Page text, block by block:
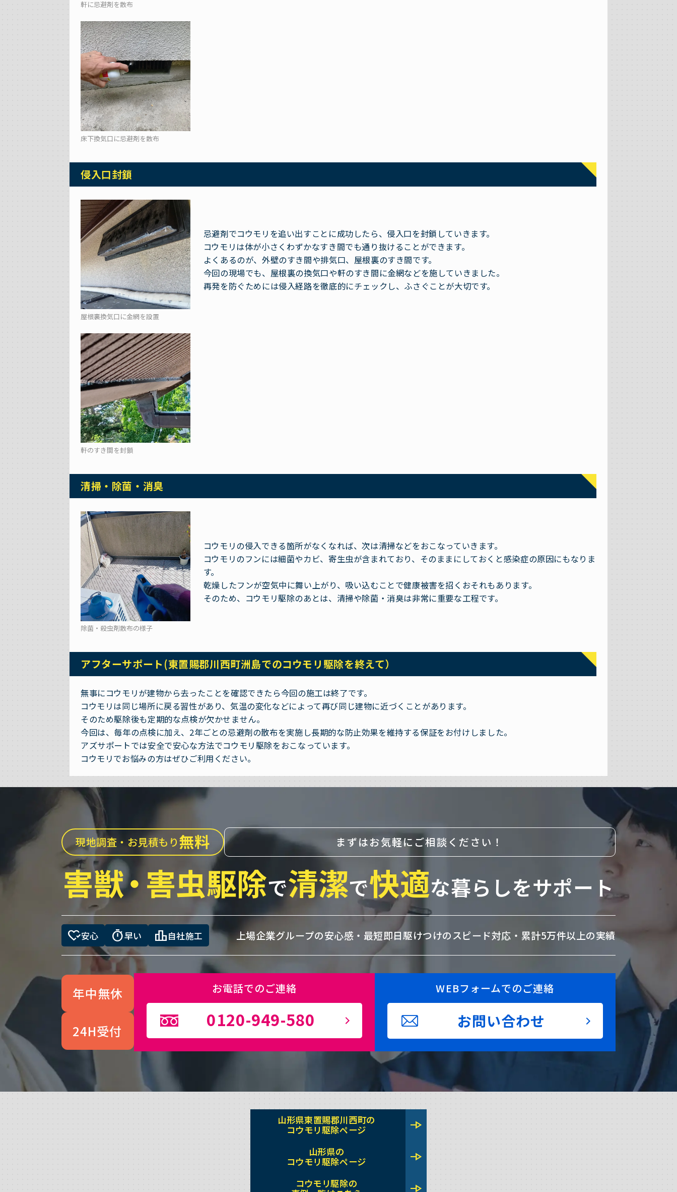
軒に忌避剤を散布
床下換気口に忌避剤を散布
侵入口封鎖
屋根裏換気口に金網を設置
忌避剤でコウモリを追い出すことに成功したら、侵入口を封鎖していきます。
コウモリは体が小さくわずかなすき間でも通り抜けることができます。
よくあるのが、外壁のすき間や排気口、屋根裏のすき間です。
今回の現場でも、屋根裏の換気口や軒のすき間に金網などを施していきました。
再発を防ぐためには侵入経路を徹底的にチェックし、ふさぐことが大切です。
軒のすき間を封鎖
清掃・除菌・消臭
除菌・殺虫剤散布の様子
コウモリの侵入できる箇所がなくなれば、次は清掃などをおこなっていきます。
コウモリのフンには細菌やカビ、寄生虫が含まれており、そのままにしておくと感染症の原因にもなりま
す。
乾燥したフンが空気中に舞い上がり、吸い込むことで健康被害を招くおそれもあります。
そのため、コウモリ駆除のあとは、清掃や除菌・消臭は非常に重要な工程です。
アフターサポート(東置賜郡川西町洲島でのコウモリ駆除を終えて）
無事にコウモリが建物から去ったことを確認できたら今回の施工は終了です。
コウモリは同じ場所に戻る習性があり、気温の変化などによって再び同じ建物に近づくことがあります。
そのため駆除後も定期的な点検が欠かせません。
今回は、毎年の点検に加え、2年ごとの忌避剤の散布を実施し長期的な防止効果を維持する保証をお付けしました。
アズサポートでは安全で安心な方法でコウモリ駆除をおこなっています。
コウモリでお悩みの方はぜひご利用ください。
現地調査・お見積もり無料 まずはお気軽にご相談ください！
害獣・害虫駆除で清潔で快適な暮らしをサポート
heart_check安心 timer早い leaderboard自社施工 上場企業グループの安心感・ 最短即日駆けつけのスピード対応・ 累計5万件以上の実績
年中無休
24H受付
お電話でのご連絡
0120-949-580
WEBフォームでのご連絡
お問い合わせ
山形県東置賜郡川西町の
コウモリ駆除ページ
line_end_arrow
山形県の
コウモリ駆除ページ
line_end_arrow
コウモリ駆除の
line_end_arrow